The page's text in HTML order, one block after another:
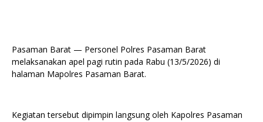
Pasaman Barat — Personel Polres Pasaman Barat
melaksanakan apel pagi rutin pada Rabu (13/5/2026) di
halaman Mapolres Pasaman Barat.
Kegiatan tersebut dipimpin langsung oleh Kapolres Pasaman